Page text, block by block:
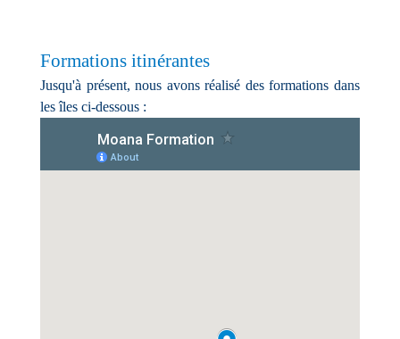
Formations itinérantes
Jusqu'à présent, nous avons réalisé des formations dans
les îles ci-dessous :